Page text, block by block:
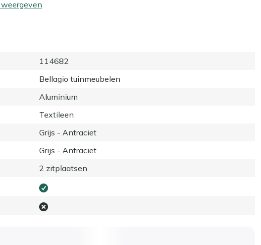
114682
Bellagio tuinmeubelen
Aluminium
Textileen
Grijs - Antraciet
Grijs - Antraciet
2 zitplaatsen